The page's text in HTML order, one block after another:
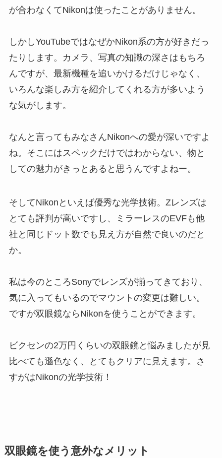
が合わなくてNikonは使ったことがありません。
しかしYouTubeではなぜかNikon系の方が好きだっ
たりします。カメラ、写真の知識の深さはもちろ
んですが、最新機種を追いかけるだけじゃなく、
いろんな楽しみ方を紹介してくれる方が多いよう
な気がします。
なんと言ってもみなさんNikonへの愛が深いですよ
ね。そこにはスペックだけではわからない、物と
しての魅力がきっとあると思うんですよねー。
そしてNikonといえば優秀な光学技術。Zレンズは
とても評判が高いですし、ミラーレスのEVFも他
社と同じドット数でも見え方が自然で良いのだと
か。
私は今のところSonyでレンズが揃ってきており、
気に入ってもいるのでマウントの変更は難しい。
ですが双眼鏡ならNikonを使うことができます。
ビクセンの2万円くらいの双眼鏡と悩みましたが見
比べても遜色なく、とてもクリアに見えます。さ
すがはNikonの光学技術！
双眼鏡を使う意外なメリット